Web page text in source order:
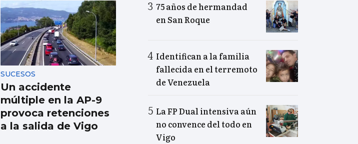
SUCESOS
Un accidente
múltiple en la AP-9
provoca retenciones
a la salida de Vigo
75 años de hermandad
en San Roque
Identifican a la familia
fallecida en el terremoto
de Venezuela
La FP Dual intensiva aún
no convence del todo en
Vigo